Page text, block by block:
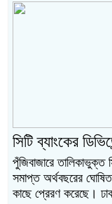
সিটি ব্যাংকের
পুঁজিবাজারে
সমাপ্ত অর্থবছরের
কাছে প্রেরণ করেছে।